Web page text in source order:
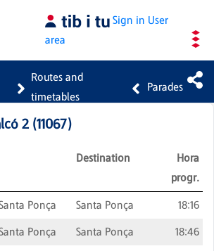
Sign in User
area
Routes and
timetables
Parades
2 (11067)
Destination
Hora
progr.
Ponça Santa Ponça
18:16
Ponça Santa Ponça 18:46